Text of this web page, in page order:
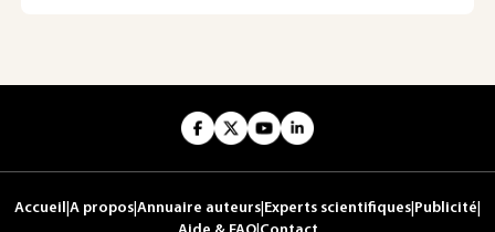
Accueil A propos Annuaire auteurs Experts scientifiques Publicité